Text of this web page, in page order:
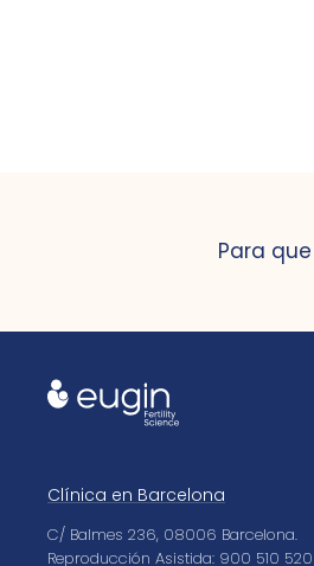
Para
Clínica en Barcelona
C/ Balmes 236, 08006 Barcelona.
Reproducción Asistida: 900 510 520